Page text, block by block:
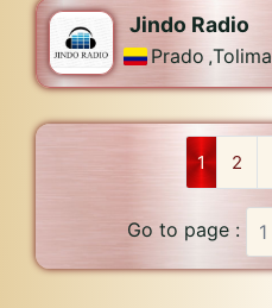
Jindo Radio
Prado ,Tolima
1 2
Go to page :